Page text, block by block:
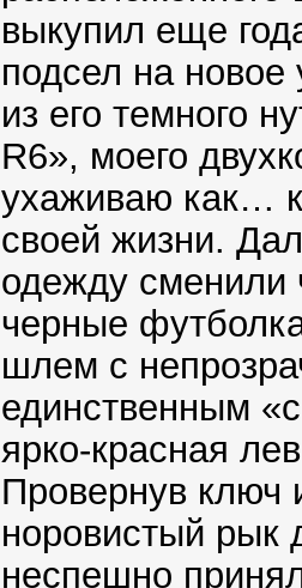
выкупил еще
подсел на новое
из его темного
R6», моего
ухаживаю как…
своей жизни.
одежду
черные
шлем с
единственным
ярко-красная
Провернув ключ
норовистый рык
неспешно